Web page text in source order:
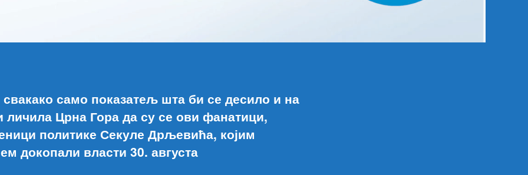
свакако само показатељ шта би се десило и на
личила Црна Гора да су се ови фанатици,
политике Секуле Дрљевића, којим
докопали власти 30. августа